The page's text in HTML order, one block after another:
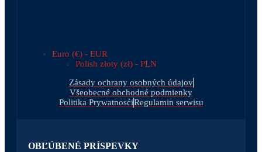
Euro (€) - EUR
Polish złoty (zł) - PLN
Zásady ochrany osobných údajov
Všeobecné obchodné podmienky
Politika PrywatnosćiRegulamin serwisu
OBĽÚBENÉ PRÍSPEVKY